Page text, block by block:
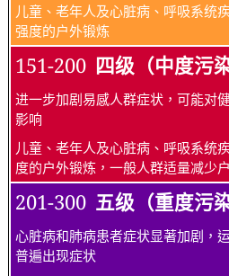
儿童、老年人及心脏病、呼吸系统
强度的户外锻炼
151-200 四级（中度污染
进一步加剧易感人群症状，可能对
影响
儿童、老年人及心脏病、呼吸系统
度的户外锻炼，一般人群适量减少
201-300 五级（重度污染
心脏病和肺病患者症状显著加剧，
普遍出现症状